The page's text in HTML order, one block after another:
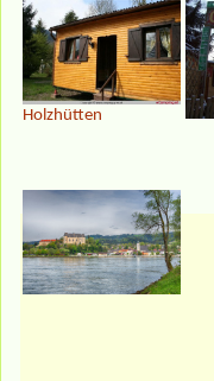
Holzhütten